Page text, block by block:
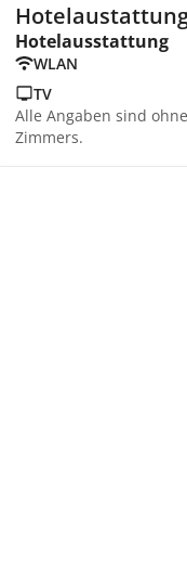
Hotelausstattung
WLAN
TV
Alle Angaben sind
Zimmers.